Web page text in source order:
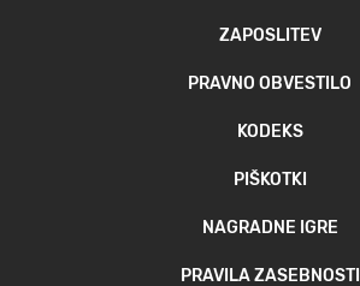
ZAPOSLITEV
PRAVNO OBVESTILO
KODEKS
PIŠKOTKI
NAGRADNE IGRE
PRAVILA ZASEBNOSTI